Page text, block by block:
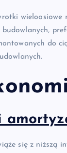
do
się z niższą